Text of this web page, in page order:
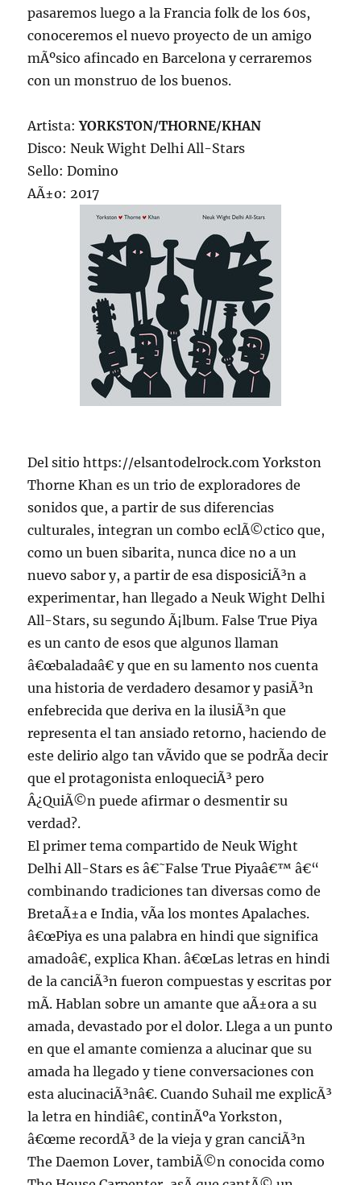
pasaremos luego a la Francia folk de los 60s,
conoceremos el nuevo proyecto de un amigo
mÃºsico afincado en Barcelona y cerraremos
con un monstruo de los buenos.
Artista:YORKSTON/THORNE/KHAN
Disco: Neuk Wight Delhi All-Stars
Sello: Domino
AÃ±o: 2017
Del sitio https://elsantodelrock.com Yorkston
Thorne Khan es un trio de exploradores de
sonidos que, a partir de sus diferencias
culturales, integran un combo eclÃ©ctico que,
como un buen sibarita, nunca dice no a un
nuevo sabor y, a partir de esa disposiciÃ³n a
experimentar, han llegado a Neuk Wight Delhi
All-Stars, su segundo Ã¡lbum. False True Piya
es un canto de esos que algunos llaman
â€œbaladaâ€ y que en su lamento nos cuenta
una historia de verdadero desamor y pasiÃ³n
enfebrecida que deriva en la ilusiÃ³n que
representa el tan ansiado retorno, haciendo de
este delirio algo tan vÃ­vido que se podrÃ­a decir
que el protagonista enloqueciÃ³ pero
Â¿QuiÃ©n puede afirmar o desmentir su
verdad?.
El primer tema compartido de Neuk Wight
Delhi All-Stars es â€˜False True Piyaâ€™ â€“
combinando tradiciones tan diversas como de
BretaÃ±a e India, vÃ­a los montes Apalaches.
â€œPiya es una palabra en hindi que significa
amadoâ€, explica Khan. â€œLas letras en hindi
de la canciÃ³n fueron compuestas y escritas por
mÃ­. Hablan sobre un amante que aÃ±ora a su
amada, devastado por el dolor. Llega a un punto
en que el amante comienza a alucinar que su
amada ha llegado y tiene conversaciones con
esta alucinaciÃ³nâ€. Cuando Suhail me explicÃ³
la letra en hindiâ€, continÃºa Yorkston,
â€œme recordÃ³ de la vieja y gran canciÃ³n
The Daemon Lover, tambiÃ©n conocida como